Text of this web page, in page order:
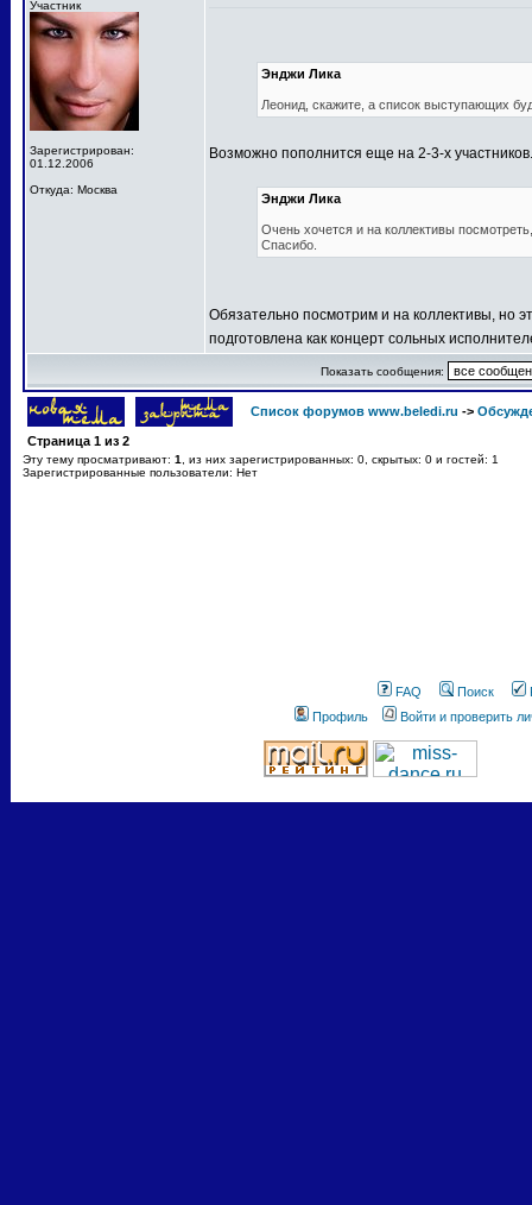
Участник
Зарегистрирован:
01.12.2006
Откуда: Москва
Энджи Лика
Леонид, скажите, а список выступающих
Возможно пополнится еще на 2-3-х
Энджи Лика
Очень хочется и на коллективы
Спасибо.
Обязательно посмотрим и на коллективы, но
подготовлена как концерт сольных
Показать сообщения:
Список форумов www.beledi.ru ->
Страница 1 из 2
Эту тему просматривают: 1
, из них зарегистрированных: 0, скрытых: 0 и гостей: 1
Зарегистрированные пользователи: Нет
FAQ Поиск
Профиль
Войти и проверить